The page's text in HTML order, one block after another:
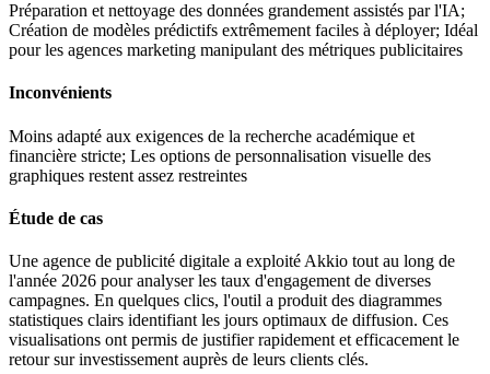
Préparation et nettoyage des données grandement assistés par l'IA;
Création de modèles prédictifs extrêmement faciles à déployer; Idéal
pour les agences marketing manipulant des métriques publicitaires
Inconvénients
Moins adapté aux exigences de la recherche académique et
financière stricte; Les options de personnalisation visuelle des
graphiques restent assez restreintes
Étude de cas
Une agence de publicité digitale a exploité Akkio tout au long de
l'année 2026 pour analyser les taux d'engagement de diverses
campagnes. En quelques clics, l'outil a produit des diagrammes
statistiques clairs identifiant les jours optimaux de diffusion. Ces
visualisations ont permis de justifier rapidement et efficacement le
retour sur investissement auprès de leurs clients clés.